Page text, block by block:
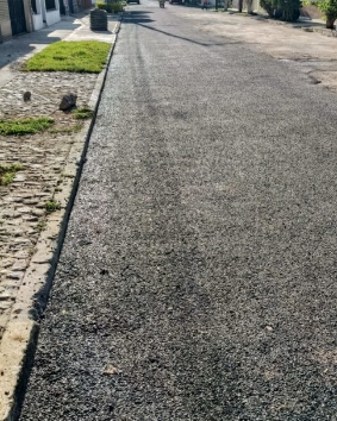
“Esta lavandería representa un
de las familias, porque les permitirá
dinero; en Soledad seguimos
la mano con el Gobierno del Estado
programas sociales lleguen primero
necesitan”, expresó el edil
El programa estatal contempla
el servicio de lavado de ropa con